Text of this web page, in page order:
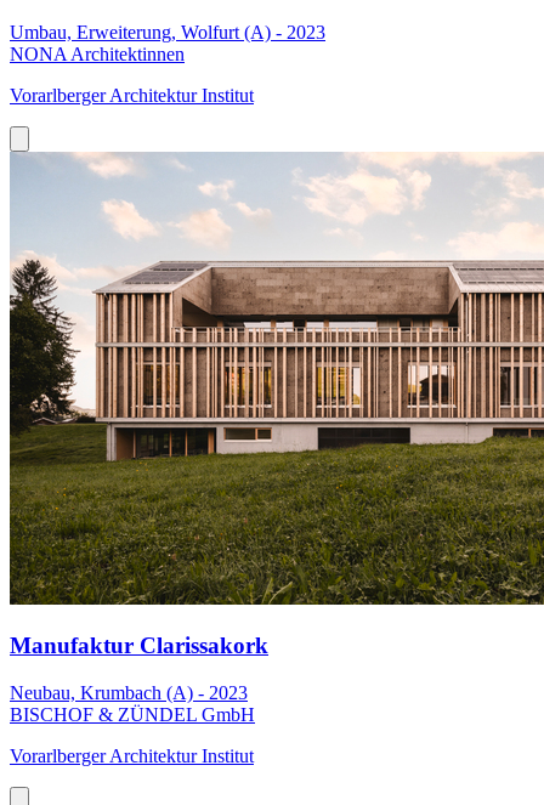
Umbau, Erweiterung, Wolfurt (A) - 2023
NONA Architektinnen
Vorarlberger Architektur Institut
Manufaktur Clarissakork
Neubau, Krumbach (A) - 2023
BISCHOF & ZÜNDEL GmbH
Vorarlberger Architektur Institut